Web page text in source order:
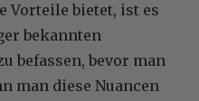
Vorteile bietet, ist es
bekannten
befassen, bevor man
man diese Nuancen